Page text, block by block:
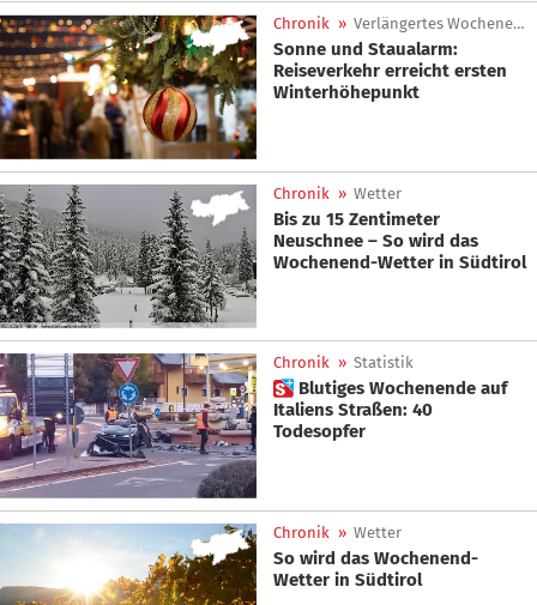
Chronik » Verlängertes Wochenende
Sonne und Staualarm:
Reiseverkehr erreicht ersten
Winterhöhepunkt
Chronik » Wetter
Bis zu 15 Zentimeter
Neuschnee – So wird das
Wochenend-Wetter in Südtirol
Chronik » Statistik
 Blutiges Wochenende auf
Italiens Straßen: 40
Todesopfer
Chronik » Wetter
So wird das Wochenend-
Wetter in Südtirol